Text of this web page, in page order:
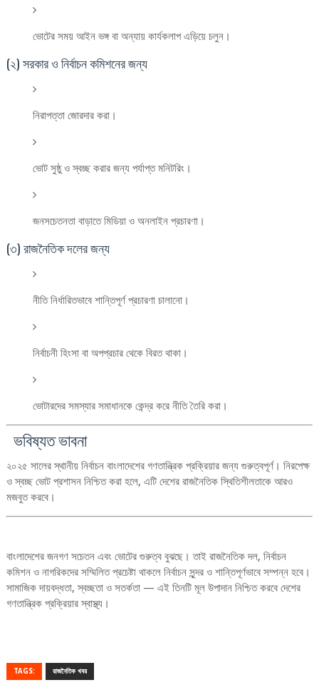
ভোটের সময় আইন ভঙ্গ বা অন্যায় কার্যকলাপ এড়িয়ে চলুন।
(২) সরকার ও নির্বাচন কমিশনের জন্য
নিরাপত্তা জোরদার করা।
ভোট সুষ্ঠু ও স্বচ্ছ করার জন্য পর্যাপ্ত মনিটরিং।
জনসচেতনতা বাড়াতে মিডিয়া ও অনলাইন প্রচারণা।
(৩) রাজনৈতিক দলের জন্য
নীতি নির্ধারিতভাবে শান্তিপূর্ণ প্রচারণা চালানো।
নির্বাচনী হিংসা বা অপপ্রচার থেকে বিরত থাকা।
ভোটারদের সমস্যার সমাধানকে কেন্দ্র করে নীতি তৈরি করা।
ভবিষ্যত ভাবনা
২০২৫ সালের স্থানীয় নির্বাচন বাংলাদেশের গণতান্ত্রিক প্রক্রিয়ার জন্য গুরুত্বপূর্ণ। নিরপেক্ষ
ও স্বচ্ছ ভোট প্রশাসন নিশ্চিত করা হলে, এটি দেশের রাজনৈতিক স্থিতিশীলতাকে আরও
মজবুত করবে।
বাংলাদেশের জনগণ সচেতন এবং ভোটের গুরুত্ব বুঝছে। তাই রাজনৈতিক দল, নির্বাচন
কমিশন ও নাগরিকদের সম্মিলিত প্রচেষ্টা থাকলে নির্বাচন সুন্দর ও শান্তিপূর্ণভাবে সম্পন্ন হবে।
সামাজিক দায়বদ্ধতা, স্বচ্ছতা ও সতর্কতা — এই তিনটি মূল উপাদান নিশ্চিত করবে দেশের
গণতান্ত্রিক প্রক্রিয়ার স্বাস্থ্য।
TAGS: রাজনৈতিক খবর